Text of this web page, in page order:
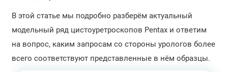
В этой статье мы подробно разберём актуальный
модельный ряд цистоуретроскопов Pentax и ответим
на вопрос, каким запросам со стороны урологов более
всего соответствуют представленные в нём образцы.